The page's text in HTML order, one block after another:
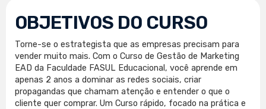
OBJETIVOS DO CURSO
Torne-se o estrategista que as empresas precisam para
vender muito mais. Com o Curso de Gestão de Marketing
EAD da Faculdade FASUL Educacional, você aprende em
apenas 2 anos a dominar as redes sociais, criar
propagandas que chamam atenção e entender o que o
cliente quer comprar. Um Curso rápido, focado na prática e